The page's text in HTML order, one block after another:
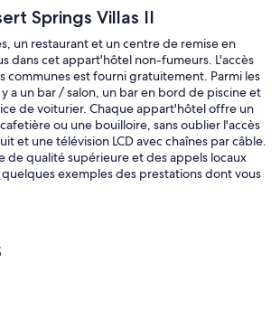
Springs Villas II
un restaurant et un centre de remise en
dans cet appart'hôtel non-fumeurs. L'accès
communes est fourni gratuitement. Parmi les
a un bar / salon, un bar en bord de piscine et
de voiturier. Chaque appart'hôtel offre un
ou une bouilloire, sans oublier l'accès
et une télévision LCD avec chaînes par câble.
de qualité supérieure et des appels locaux
exemples des prestations dont vous
et comprenant une cafetière ou une
cheveux. Les chambres donnent sur un
un ensemble douche/baignoire.